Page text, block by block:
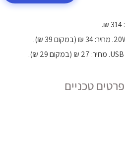
. מחיר: 34 ₪ (במקום 39 ₪).
. מחיר: 27 ₪ (במקום 29 ₪).
פרטים טכניים